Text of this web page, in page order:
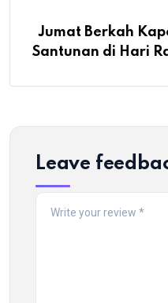
Jumat Berkah
Santunan di Hari
Leave